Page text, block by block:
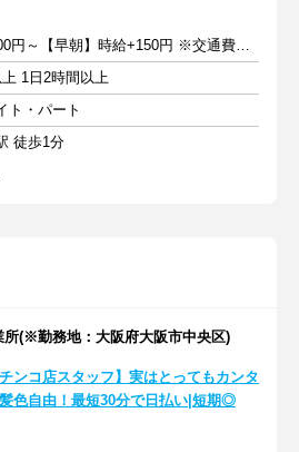
時給1300円～【早朝】時給+150円 ※交通費支給
1日2時間以上
ト・パート
徒歩1分
所(※勤務地：大阪府大阪市中央区)
チンコ店スタッフ】実はとってもカンタ
色自由！最短30分で日払い|短期◎